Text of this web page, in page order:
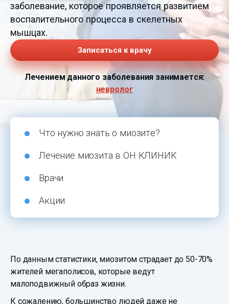
заболевание, которое проявляется развитием
воспалительного процесса в скелетных
мышцах.
Записаться к врачу
Лечением данного заболевания занимается:
невролог
Что нужно знать о миозите?
Лечение миозита в ОН КЛИНИК
Врачи
Акции
По данным статистики, миозитом страдает до 50-70%
жителей мегаполисов, которые ведут
малоподвижный образ жизни.
К сожалению, большинство людей даже не